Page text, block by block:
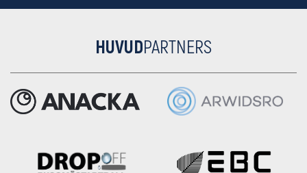
HUVUDPARTNERS